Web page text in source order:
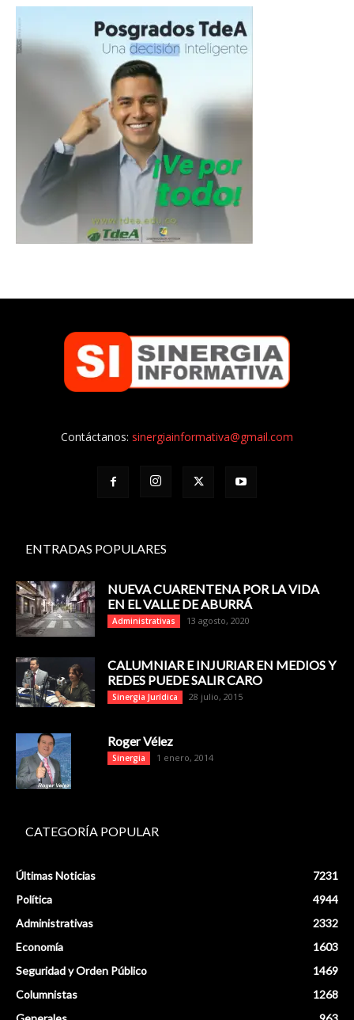
Contáctanos: sinergiainformativa@gmail.com
ENTRADAS POPULARES
NUEVA CUARENTENA POR LA VIDA
EN EL VALLE DE ABURRÁ
Administrativas 13 agosto, 2020
CALUMNIAR E INJURIAR EN MEDIOS Y
REDES PUEDE SALIR CARO
Sinergia Jurídica 28 julio, 2015
Roger Vélez
Sinergia 1 enero, 2014
CATEGORÍA POPULAR
Últimas Noticias
7231
Política
4944
Administrativas
2332
Economía
1603
Seguridad y Orden Público
1469
Columnistas
1268